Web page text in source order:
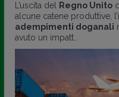
L’uscita del Regno Unito
alcune catene produttive,
adempimenti doganali
avuto un impatt..